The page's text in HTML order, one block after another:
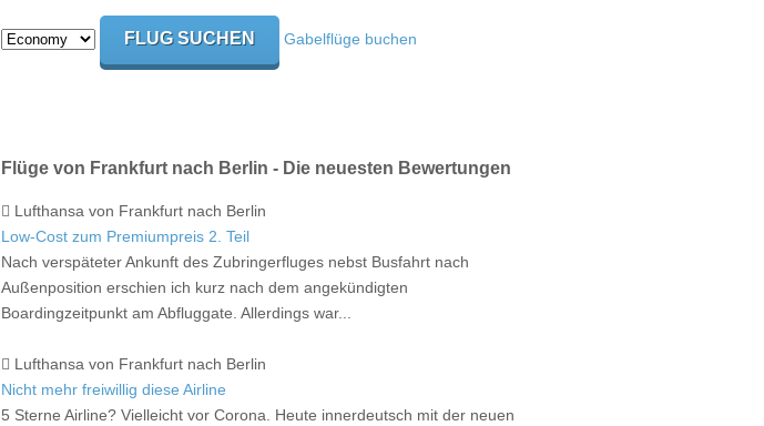
Gabelflüge buchen
Flüge von Frankfurt nach Berlin - Die neuesten Bewertungen
Lufthansa von Frankfurt nach Berlin
Low-Cost zum Premiumpreis 2. Teil
Nach verspäteter Ankunft des Zubringerfluges nebst Busfahrt nach
Außenposition erschien ich kurz nach dem angekündigten
Boardingzeitpunkt am Abfluggate. Allerdings war...
Lufthansa von Frankfurt nach Berlin
Nicht mehr freiwillig diese Airline
5 Sterne Airline? Vielleicht vor Corona. Heute innerdeutsch mit der neuen